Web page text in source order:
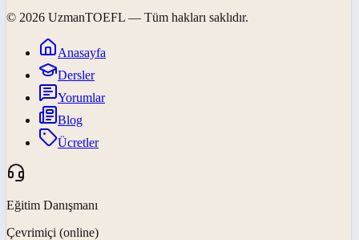
© 2026 UzmanTOEFL — Tüm hakları saklıdır.
Anasayfa
Dersler
Yorumlar
Blog
Ücretler
Eğitim Danışmanı
Çevrimiçi (online)